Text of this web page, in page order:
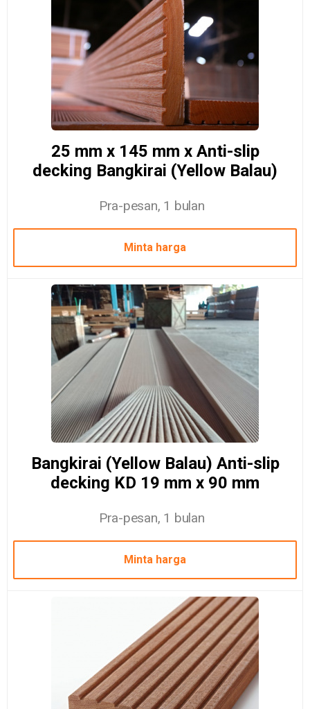
25 mm x 145 mm x Anti-slip
decking Bangkirai (Yellow Balau)
Pra-pesan, 1 bulan
Minta harga
Bangkirai (Yellow Balau) Anti-slip
decking KD 19 mm x 90 mm
Pra-pesan, 1 bulan
Minta harga